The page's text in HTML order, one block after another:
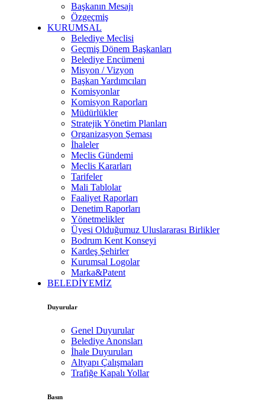
Başkanın Mesajı
Özgeçmiş
KURUMSAL
Belediye Meclisi
Geçmiş Dönem Başkanları
Belediye Encümeni
Misyon / Vizyon
Başkan Yardımcıları
Komisyonlar
Komisyon Raporları
Müdürlükler
Stratejik Yönetim Planları
Organizasyon Şeması
İhaleler
Meclis Gündemi
Meclis Kararları
Tarifeler
Mali Tablolar
Faaliyet Raporları
Denetim Raporları
Yönetmelikler
Üyesi Olduğumuz Uluslararası Birlikler
Bodrum Kent Konseyi
Kardeş Şehirler
Kurumsal Logolar
Marka&Patent
BELEDİYEMİZ
Duyurular
Genel Duyurular
Belediye Anonsları
İhale Duyuruları
Altyapı Çalışmaları
Trafiğe Kapalı Yollar
Basın